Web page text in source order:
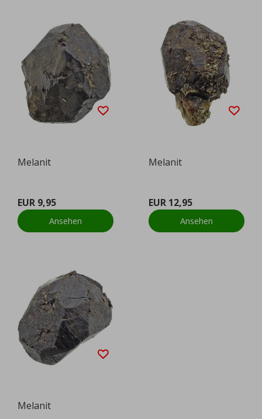
Melanit
EUR 9,95
Ansehen
Melanit
EUR 12,95
Ansehen
Melanit